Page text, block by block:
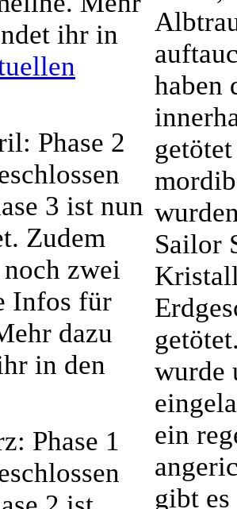
ihr in
Phase 2
3 ist nun
Zudem
zwei
Infos für
dazu
in den
Phase 1
haben
Sailor
wurde
ein
gibt